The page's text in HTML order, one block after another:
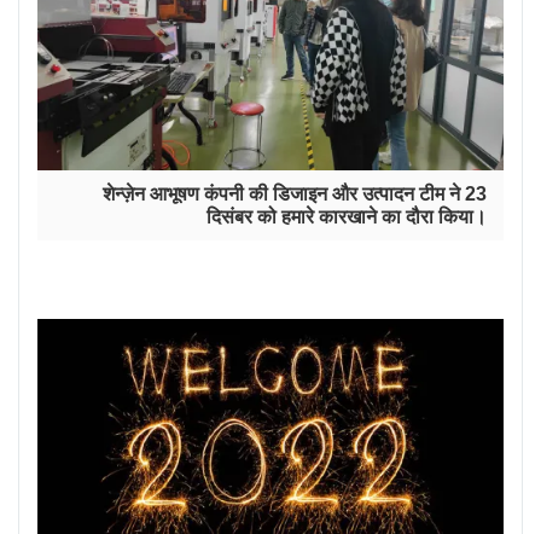
शेन्ज़ेन आभूषण कंपनी की डिजाइन और उत्पादन टीम ने 23
दिसंबर को हमारे कारखाने का दौरा किया।